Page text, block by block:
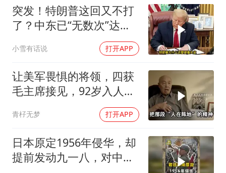
村民谈“梅姨”：叫的其实是“媒姨”
感觉全东北都在等7号
东方甄选被判赔偿江小白30万元
突发！特朗普这回又不打
了？中东已“无数次”达成
小雪有话说 打开APP
让美军畏惧的将领，四获
毛主席接见，92岁入人民
青杍无梦 打开APP
日本原定1956年侵华，却
提前发动九一八，对中国